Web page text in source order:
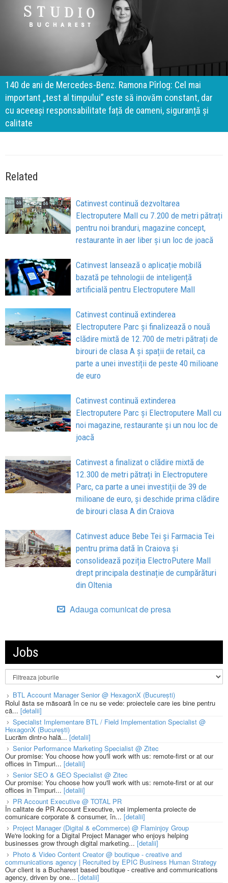
140 de ani de Mercedes-Benz. Ramona Pîrlog: Cel mai
important „test al timpului” este să inovăm constant, dar
cu aceeași responsabilitate față de oameni, siguranță și
calitate
Related
Catinvest continuă dezvoltarea
Electroputere Mall cu 7.200 de metri pătrați
pentru noi branduri, magazine concept,
restaurante în aer liber și un loc de joacă
Catinvest lansează o aplicație mobilă
bazată pe tehnologii de inteligență
artificială pentru Electroputere Mall
Catinvest continuă extinderea
Electroputere Parc și finalizează o nouă
clădire mixtă de 12.700 de metri pătrați de
birouri de clasa A și spații de retail, ca
parte a unei investiții de peste 40 milioane
de euro
Catinvest continuă extinderea
Electroputere Parc și Electroputere Mall cu
noi magazine, restaurante și un nou loc de
joacă
Catinvest a finalizat o clădire mixtă de
12.300 de metri pătrați în Electroputere
Parc, ca parte a unei investiții de 39 de
milioane de euro, și deschide prima clădire
de birouri clasa A din Craiova
Catinvest aduce Bebe Tei și Farmacia Tei
pentru prima dată în Craiova și
consolidează poziția ElectroPutere Mall
drept principala destinație de cumpărături
din Oltenia
Adauga comunicat de presa
Jobs
BTL Account Manager Senior @ HexagonX (București)
Rolul ăsta se măsoară în ce nu se vede: proiectele care ies bine pentru
că... [detalii]
Specialist Implementare BTL / Field Implementation Specialist @
HexagonX (București)
Lucrăm dintr-o hală...[detalii]
Senior Performance Marketing Specialist @ Zitec
Our promise: You choose how you'll work with us: remote-first or at our
offices in Timpuri... [detalii]
Senior SEO & GEO Specialist @ Zitec
Our promise: You choose how you'll work with us: remote-first or at our
offices in Timpuri... [detalii]
PR Account Executive @ TOTAL PR
În calitate de PR Account Executive, vei implementa proiecte de
comunicare corporate & consumer, în... [detalii]
Project Manager (Digital & eCommerce) @ Flaminjoy Group
We're looking for a Digital Project Manager who enjoys helping
businesses grow through digital marketing... [detalii]
Photo & Video Content Creator @ boutique - creative and
communications agency | Recruited by EPIC Business Human Strategy
Our client is a Bucharest based boutique - creative and communications
agency, driven by one... [detalii]